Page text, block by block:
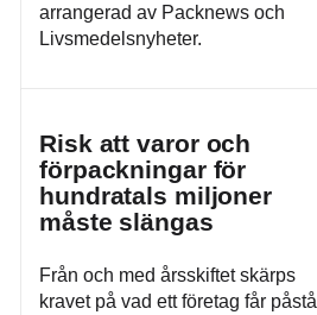
arrangerad av Packnews och
Livsmedelsnyheter.
Risk att varor och
förpackningar för
hundratals miljoner
måste slängas
Från och med årsskiftet skärps
kravet på vad ett företag får påstå